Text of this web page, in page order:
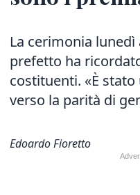
La cerimonia lunedì
prefetto ha
costituenti. «È
verso la parità di
Edoardo Fioretto